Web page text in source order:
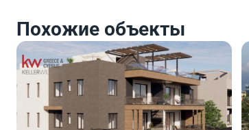
Похожие объекты